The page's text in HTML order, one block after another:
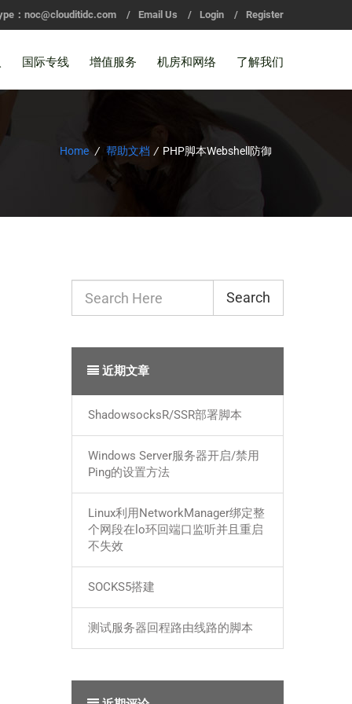
：noc@clouditidc.com / Email Us / Login / Register
国际专线 增值服务 机房和网络 了解我们
Home / 帮助文档 / PHP脚本Webshell防御
Search
近期文章
ShadowsocksR/SSR部署脚本
Windows Server服务器开启/禁用
Ping的设置方法
Linux利用NetworkManager绑定整
个网段在lo环回端口监听并且重启
不失效
SOCKS5搭建
测试服务器回程路由线路的脚本